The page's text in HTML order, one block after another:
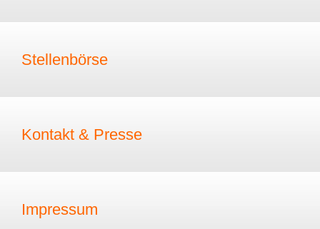
Stellenbörse
Kontakt & Presse
Impressum